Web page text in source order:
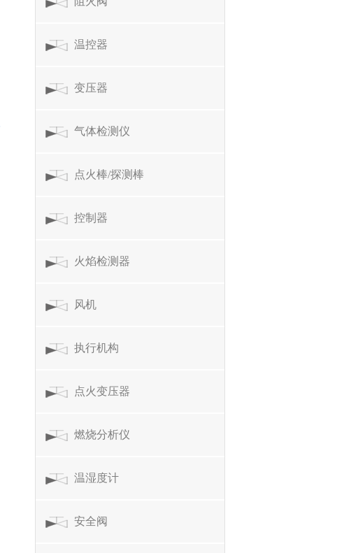
温控器
变压器
气体检测仪
点火棒/探测棒
控制器
火焰检测器
风机
执行机构
点火变压器
燃烧分析仪
温湿度计
安全阀